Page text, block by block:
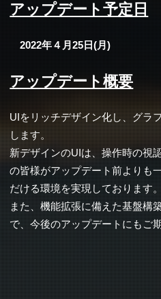
アップデート予定日
2022年４月25日(月)
アップデート概要
UIをリッチデザイン化し、グラ
します。
新デザインのUIは、操作時の視
の皆様がアップデート前よりも
だける環境を実現しております
また、機能拡張に備えた基盤構
で、今後のアップデートにもご